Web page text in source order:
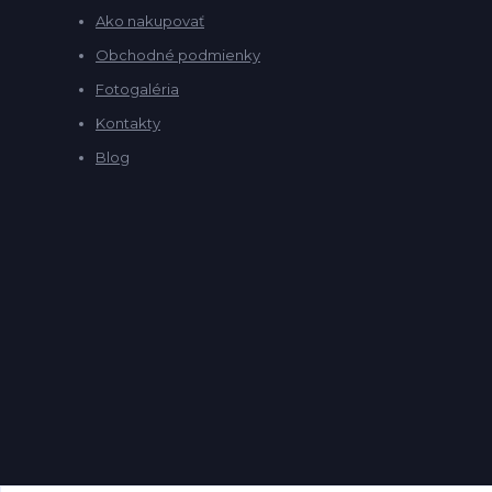
Ako nakupovať
Obchodné podmienky
Fotogaléria
Kontakty
Blog